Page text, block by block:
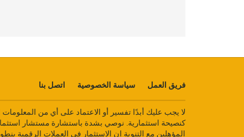
فريق العمل سياسة الخصوصية اتصل بنا
لا يجب عليك أبدًا تفسير أو الاعتماد على أي من
كنصيحة استثمارية. نوصي بشدة باستشارة مستشار
المؤهلين مع التنوية ان الاستثمار في العملات الرقمية